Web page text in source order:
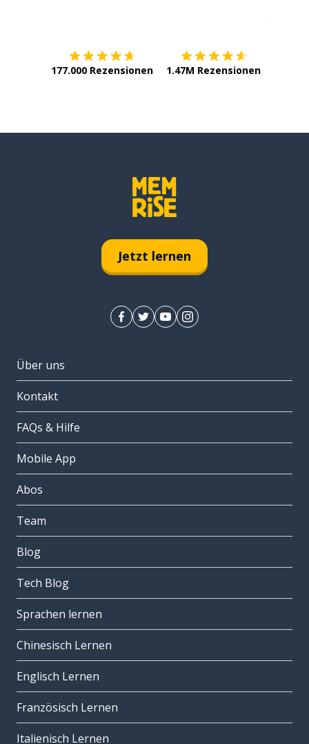
177.000 Rezensionen 1.47M Rezensionen
Jetzt lernen
Über uns
Kontakt
FAQs & Hilfe
Mobile App
Abos
Team
Blog
Tech Blog
Sprachen lernen
Chinesisch Lernen
Englisch Lernen
Französisch Lernen
Italienisch Lernen